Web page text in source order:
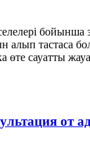
бойынша
тастаса
өте сауатты
от